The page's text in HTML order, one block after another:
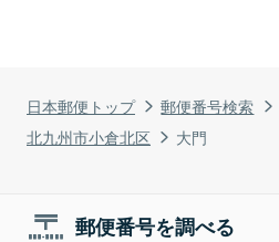
日本郵便トップ 郵便番号検索
北九州市小倉北区
大門
郵便番号を調べる